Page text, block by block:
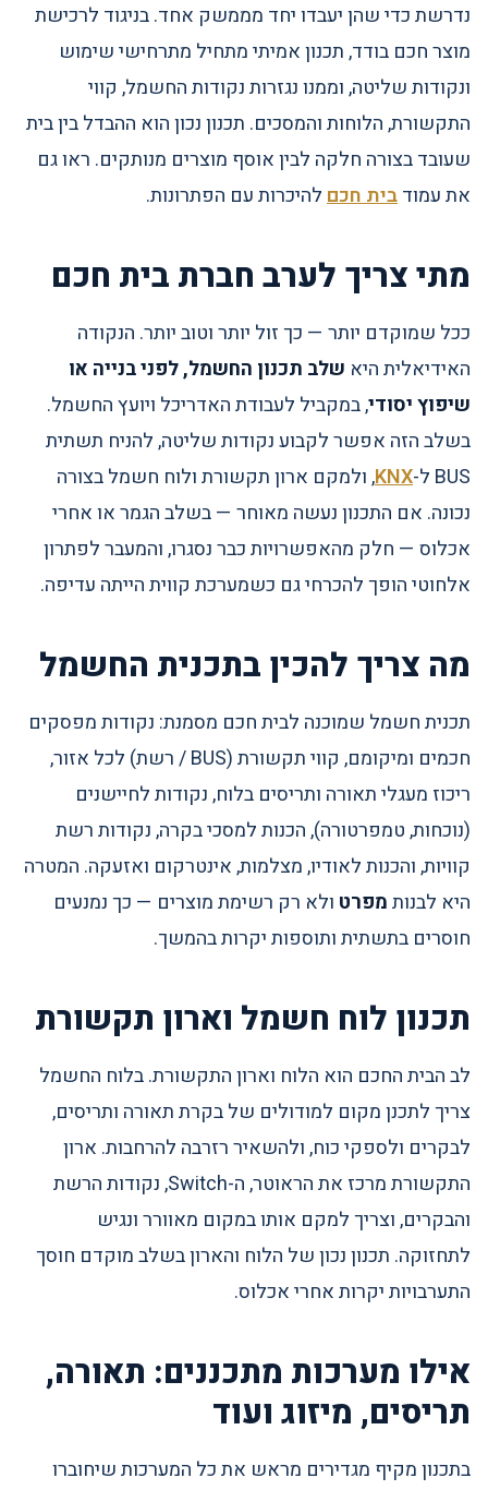
נדרשת כדי שהן יעבדו יחד מממשק אחד. בניגוד לרכישת
מוצר חכם בודד, תכנון אמיתי מתחיל מתרחישי שימוש
ונקודות שליטה, וממנו נגזרות נקודות החשמל, קווי
התקשורת, הלוחות והמסכים. תכנון נכון הוא ההבדל בין בית
שעובד בצורה חלקה לבין אוסף מוצרים מנותקים. ראו גם
את עמודבית חכםלהיכרות עם הפתרונות.
מתי צריך לערב חברת בית חכם
ככל שמוקדם יותר — כך זול יותר וטוב יותר. הנקודה
האידיאלית היא שלב תכנון החשמל, לפני בנייה או
שיפוץ יסודי, במקביל לעבודת האדריכל ויועץ החשמל.
בשלב הזה אפשר לקבוע נקודות שליטה, להניח תשתית
BUS ל-
KNX, ולמקם ארון תקשורת ולוח חשמל בצורה
נכונה. אם התכנון נעשה מאוחר — בשלב הגמר או אחרי
אכלוס — חלק מהאפשרויות כבר נסגרו, והמעבר לפתרון
אלחוטי הופך להכרחי גם כשמערכת קווית הייתה עדיפה.
מה צריך להכין בתכנית החשמל
תכנית חשמל שמוכנה לבית חכם מסמנת: נקודות מפסקים
חכמים ומיקומם, קווי תקשורת (BUS / רשת) לכל אזור,
ריכוז מעגלי תאורה ותריסים בלוח, נקודות לחיישנים
(נוכחות, טמפרטורה), הכנות למסכי בקרה, נקודות רשת
קוויות, והכנות לאודיו, מצלמות, אינטרקום ואזעקה. המטרה
היא לבנותמפרט ולא רק רשימת מוצרים — כך נמנעים
חוסרים בתשתית ותוספות יקרות בהמשך.
תכנון לוח חשמל וארון תקשורת
לב הבית החכם הוא הלוח וארון התקשורת. בלוח החשמל
צריך לתכנן מקום למודולים של בקרת תאורה ותריסים,
לבקרים ולספקי כוח, ולהשאיר רזרבה להרחבות. ארון
התקשורת מרכז את הראוטר, ה-Switch, נקודות הרשת
והבקרים, וצריך למקם אותו במקום מאוורר ונגיש
לתחזוקה. תכנון נכון של הלוח והארון בשלב מוקדם חוסך
התערבויות יקרות אחרי אכלוס.
אילו מערכות מתכננים: תאורה,
תריסים, מיזוג ועוד
בתכנון מקיף מגדירים מראש את כל המערכות שיחוברו